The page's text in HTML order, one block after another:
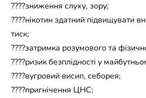
????зниження слуху, зору;
????нікотин здатний підвищувати
тиск;
????затримка розумового та
????ризик безплідності у
????вугровий висип, себорея;
????пригнічення ЦНС;